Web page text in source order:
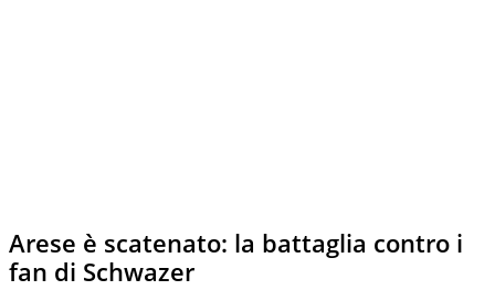
Arese è scatenato: la battaglia contro i
fan di Schwazer